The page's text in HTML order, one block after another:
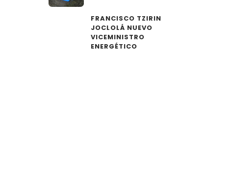
FRANCISCO TZIRIN
JOCLOLÁ NUEVO
VICEMINISTRO
ENERGÉTICO